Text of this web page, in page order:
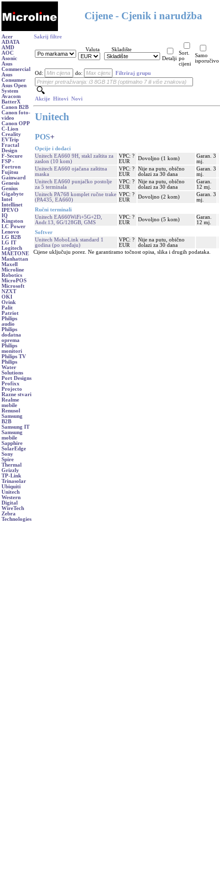
Cijene - Cjenik i narudžba
Acer
ADATA
AMD
AOC
Asonic
Asus
Commercial
Asus
Consumer
Asus Open
System
Avacom
BatterX
Canon B2B
Canon foto-
video
Canon OPP
C-Lion
Creality
EVTrip
Fractal
Design
F-Secure
FSP -
Fortron
Fujitsu
Gainward
Genesis
Genius
Gigabyte
Intel
Intellinet
IPEVO
IQ
Kingston
LC Power
Lenovo
LG B2B
LG IT
Logitech
MAETONE
Manhattan
Maxell
Microline
Robotics
MicroPOS
Microsoft
NZXT
OKI
Orink
Palit
Patriot
Philips
audio
Philips
dodatna
oprema
Philips
monitori
Philips TV
Philips
Water
Solutions
Port Designs
Profixx
Projecto
Razne stvari
Realme
mobile
Renusol
Samsung
B2B
Samsung IT
Samsung
mobile
Sapphire
SolarEdge
Sony
Spire
Thermal
Grizzly
TP-Link
Trinasolar
Ubiquiti
Unitech
Western
Digital
WireTech
Zebra
Technologies
Sakrij filtre
Valuta
Skladište
Detalji
Sort.
po
cijeni
Samo
isporučivo
Od: do: Filtriraj grupu
Akcije Hitovi Novi
Unitech
POS+
Opcije i dodaci
Unitech EA660 9H, stakl zaštita za
zaslon (10 kom)
VPC: ?
EUR
Dovoljno (1 kom)
Garan. 3
mj.
Unitech EA660 ojačana zaštitna
maska
VPC: ?
EUR
Nije na putu, obično
dolazi za 30 dana
Garan. 3
mj.
Unitech EA660 punjačko postolje
za 5 terminala
VPC: ?
EUR
Nije na putu, obično
dolazi za 30 dana
Garan.
12 mj.
Unitech PA768 komplet ručne trake
(PA435, EA660)
VPC: ?
EUR
Dovoljno (2 kom)
Garan. 3
mj.
Ručni terminali
Unitech EA660WiFi+5G+2D,
Andr.13, 6G/128GB, GMS
VPC: ?
EUR
Dovoljno (5 kom)
Garan.
12 mj.
Softver
Unitech MoboLink standard 1
godina (po uređaju)
VPC: ?
EUR
Nije na putu, obično
dolazi za 30 dana
Cijene uključuju porez. Ne garantiramo točnost opisa, slika i drugih podataka.